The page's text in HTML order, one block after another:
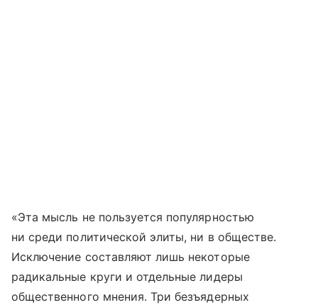
«Эта мысль не пользуется популярностью
ни среди политической элиты, ни в обществе.
Исключение составляют лишь некоторые
радикальные круги и отдельные лидеры
общественного мнения. Три безъядерных